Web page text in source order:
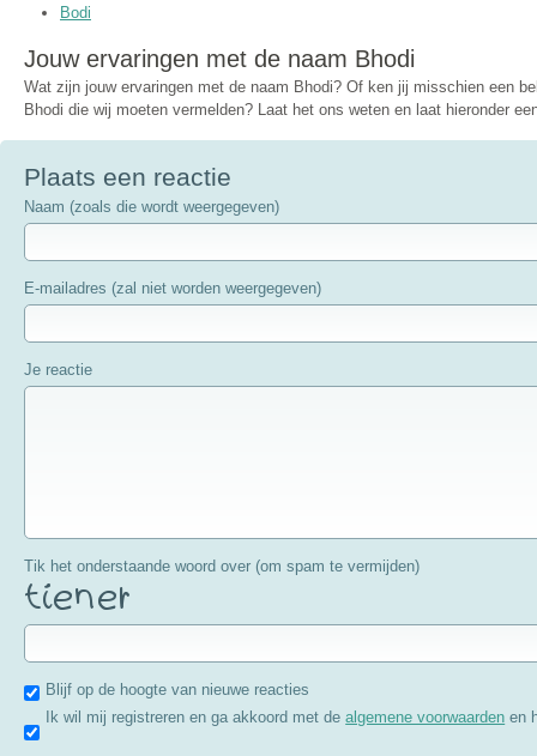
Bodi
Jouw ervaringen met de naam Bhodi
Wat zijn jouw ervaringen met de naam Bhodi? Of ken jij misschien een
Bhodi die wij moeten vermelden? Laat het ons weten en laat hieronder
Plaats een reactie
Naam (zoals die wordt weergegeven)
E-mailadres (zal niet worden weergegeven)
Je reactie
Tik het onderstaande woord over (om spam te vermijden)
Blijf op de hoogte van nieuwe reacties
Ik wil mij registreren en ga akkoord met dealgemene voorwaarden en